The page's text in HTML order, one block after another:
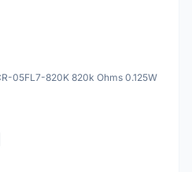
05FL7-820K 820k Ohms 0.125W